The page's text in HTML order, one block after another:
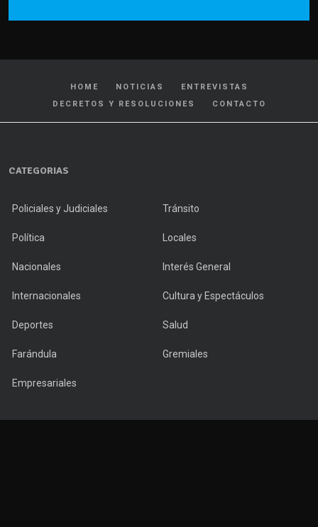
HOME NOTICIAS
ENTREVISTAS
DECRETOS Y RESOLUCIONES
CONTACTO
CATEGORIAS
Policiales y Judiciales Tránsito
Política Locales
Nacionales Interés General
Internacionales Cultura y Espectáculos
Deportes Salud
Farándula Gremiales
Empresariales